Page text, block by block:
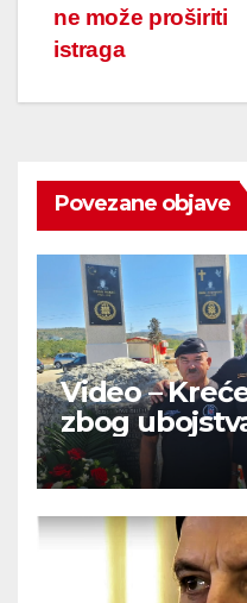
ne može proširiti
istraga
Povezane objave
Video –
zbog
Kraljevića:
onih koji